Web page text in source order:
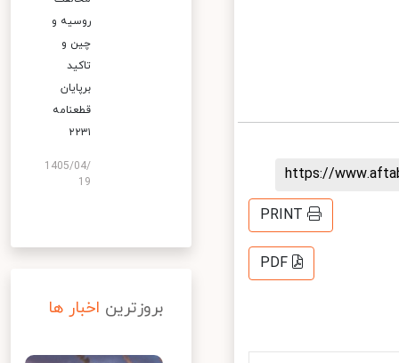
https://
PRINT
PDF
روسیه و
چین و
تاکید
برپایان
قطعنامه
۲۲۳۱
1405/04/
19
بروزترین اخبار ها